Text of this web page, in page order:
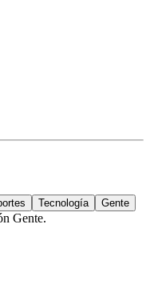
Tecnología Gente
Gente.